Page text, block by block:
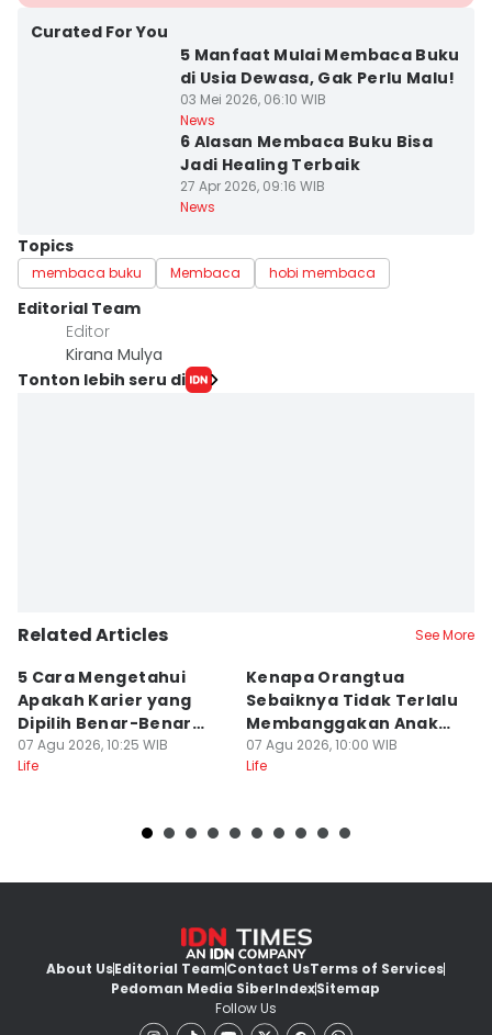
Curated For You
5 Manfaat Mulai Membaca Buku
di Usia Dewasa, Gak Perlu Malu!
03 Mei 2026, 06:10 WIB
News
6 Alasan Membaca Buku Bisa
Jadi Healing Terbaik
27 Apr 2026, 09:16 WIB
News
Topics
membaca buku Membaca hobi membaca
Editorial Team
Editor
Kirana Mulya
Tonton lebih seru di
Related Articles See More
5 Cara Mengetahui
Apakah Karier yang
Dipilih Benar-Benar
Cocok Untukmu
07 Agu 2026, 10:25 WIB
Life
Kenapa Orangtua
Sebaiknya Tidak Terlalu
Membanggakan Anak?
Terbebani
07 Agu 2026, 10:00 WIB
Life
About UsEditorial TeamContact UsTerms of Services
Pedoman Media SiberIndexSitemap
Follow Us